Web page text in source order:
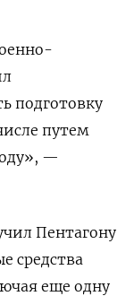
подготовку
путем
», —
Пентагону
средства
еще одну